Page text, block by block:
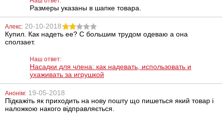
Silikon Sleeve,
Clear
157
Love Throb 7"
Размеры указаны в шапке товара.
Алекс: 20-10-2018
Купил. Как надеть ее? С большим трудом одеваю а она
сползает.
Наш ответ:
Насадки для члена: как надевать, использовать и
ухаживать за игрушкой
Анонім: 19-05-2018
Підкажіть як приходить на нову пошту що пишеться який товар і
наложкою накого відправляється.